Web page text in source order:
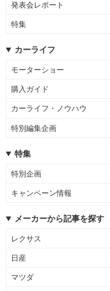
発表会レポート
特集
カーライフ
モーターショー
購入ガイド
カーライフ・ノウハウ
特別編集企画
特集
特別企画
キャンペーン情報
メーカーから記事を探す
レクサス
日産
マツダ